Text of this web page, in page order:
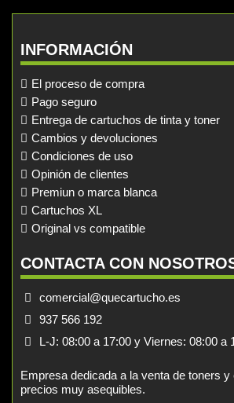
INFORMACIÓN
El proceso de compra
Pago seguro
Entrega de cartuchos de tinta y toner
Cambios y devoluciones
Condiciones de uso
Opinión de clientes
Premiun o marca blanca
Cartuchos XL
Original vs compatible
CONTACTA CON
comercial@quecartucho.es
937 566 192
L-J: 08:00 a 17:00 y Viernes: 08:00 a
Empresa dedicada a la venta de toners
precios muy asequibles.